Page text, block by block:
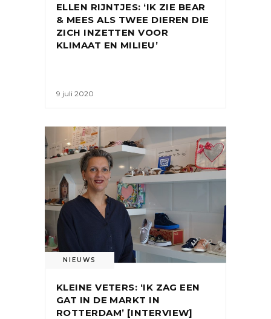
ELLEN RIJNTJES: ‘IK ZIE BEAR
& MEES ALS TWEE DIEREN DIE
ZICH INZETTEN VOOR
KLIMAAT EN MILIEU’
9 juli 2020
NIEUWS
KLEINE VETERS: ‘IK ZAG EEN
GAT IN DE MARKT IN
ROTTERDAM’ [INTERVIEW]